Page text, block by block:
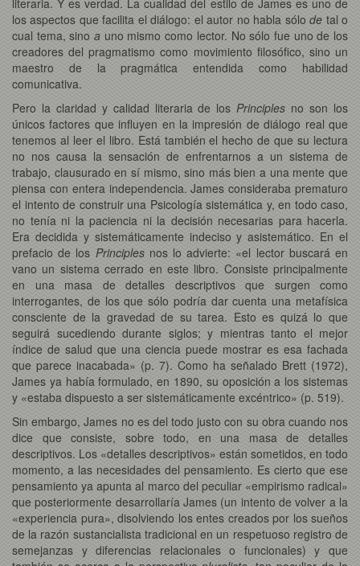
los aspectos que facilita el diálogo: el autor no habla sólode tal o
cual tema, sinoa uno mismo como lector. No sólo fue uno de los
creadores del pragmatismo como movimiento filosófico, sino un
maestro de la pragmática entendida como habilidad
comunicativa.
Pero la claridad y calidad literaria de los Principles no son los
únicos factores que influyen en la impresión de diálogo real que
tenemos al leer el libro. Está también el hecho de que su lectura
no nos causa la sensación de enfrentarnos a un sistema de
trabajo, clausurado en sí mismo, sino más bien a una mente que
piensa con entera independencia. James consideraba prematuro
el intento de construir una Psicología sistemática y, en todo caso,
no tenía ni la paciencia ni la decisión necesarias para hacerla.
Era decidida y sistemáticamente indeciso y asistemático. En el
prefacio de los Principlesnos lo advierte: «el lector buscará en
vano un sistema cerrado en este libro. Consiste principalmente
en una masa de detalles descriptivos que surgen como
interrogantes, de los que sólo podría dar cuenta una metafísica
consciente de la gravedad de su tarea. Esto es quizá lo que
seguirá sucediendo durante siglos; y mientras tanto el mejor
índice de salud que una ciencia puede mostrar es esa fachada
que parece inacabada» (p. 7). Como ha señalado Brett (1972),
James ya había formulado, en 1890, su oposición a los sistemas
y «estaba dispuesto a ser sistemáticamente excéntrico» (p. 519).
Sin embargo, James no es del todo justo con su obra cuando nos
dice que consiste, sobre todo, en una masa de detalles
descriptivos. Los «detalles descriptivos» están sometidos, en todo
momento, a las necesidades del pensamiento. Es cierto que ese
pensamiento ya apunta al marco del peculiar «empirismo radical»
que posteriormente desarrollaría James (un intento de volver a la
«experiencia pura», disolviendo los entes creados por los sueños
de la razón sustancialista tradicional en un respetuoso registro de
semejanzas y diferencias relacionales o funcionales) y que